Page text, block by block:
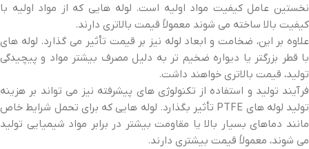
نخستین عامل کیفیت مواد اولیه است. لوله هایی که از مواد اولیه با
کیفیت بالا ساخته می شوند معمولاً قیمت بالاتری دارند.
علاوه بر این، ضخامت و ابعاد لوله نیز بر قیمت تأثیر می گذارد. لوله های
با قطر بزرگتر یا دیواره ضخیم تر به دلیل مصرف بیشتر مواد و پیچیدگی
تولید، قیمت بالاتری خواهند داشت.
فرآیند تولید و استفاده از تکنولوژی های پیشرفته نیز می تواند بر هزینه
تولید لوله های PTFE تأثیر بگذارد. لوله هایی که برای تحمل شرایط خاص
مانند دماهای بسیار بالا یا مقاومت بیشتر در برابر مواد شیمیایی تولید
می شوند، معمولاً قیمت بیشتری دارند.